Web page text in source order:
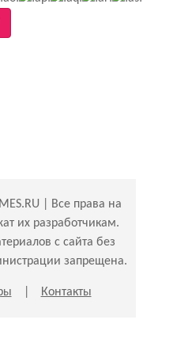
| Все права на
их разработчикам.
с сайта без
запрещена.
Контакты